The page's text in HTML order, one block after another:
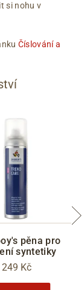
si nohu v
Číslování a
pěna pro
syntetiky
249 Kč